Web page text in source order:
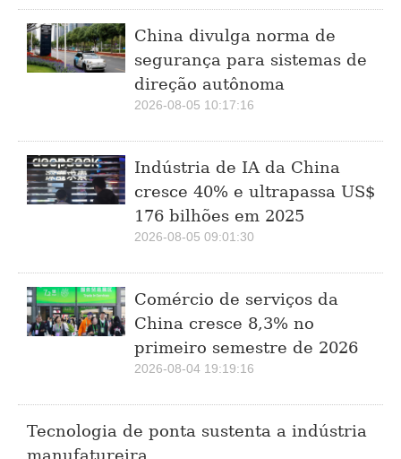
China divulga norma de
segurança para sistemas de
direção autônoma
2026-08-05 10:17:16
Indústria de IA da China
cresce 40% e ultrapassa US$
176 bilhões em 2025
2026-08-05 09:01:30
Comércio de serviços da
China cresce 8,3% no
primeiro semestre de 2026
2026-08-04 19:19:16
Tecnologia de ponta sustenta a indústria
manufatureira